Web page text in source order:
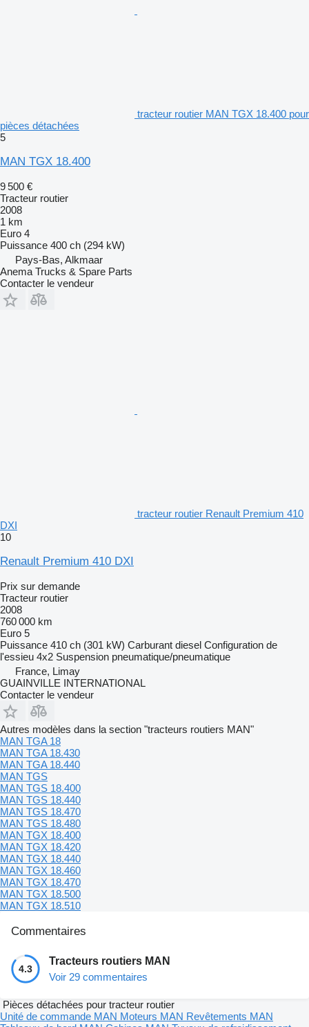
tracteur routier MAN TGX 18.400 pour
pièces détachées
5
MAN TGX 18.400
9 500 €
Tracteur routier
2008
1 km
Euro 4
Puissance 400 ch (294 kW)
Pays-Bas, Alkmaar
Anema Trucks & Spare Parts
Contacter le vendeur
tracteur routier Renault Premium 410
DXI
10
Renault Premium 410 DXI
Prix sur demande
Tracteur routier
2008
760 000 km
Euro 5
Puissance 410 ch (301 kW) Carburant diesel Configuration de
l'essieu 4x2 Suspension pneumatique/pneumatique
France, Limay
GUAINVILLE INTERNATIONAL
Contacter le vendeur
Autres modèles dans la section "tracteurs routiers MAN"
MAN TGA 18
MAN TGA 18.430
MAN TGA 18.440
MAN TGS
MAN TGS 18.400
MAN TGS 18.440
MAN TGS 18.470
MAN TGS 18.480
MAN TGX 18.400
MAN TGX 18.420
MAN TGX 18.440
MAN TGX 18.460
MAN TGX 18.470
MAN TGX 18.500
MAN TGX 18.510
Commentaires
4.3
Tracteurs routiers MAN
Voir 29 commentaires
Pièces détachées pour tracteur routier
Unité de commande MAN Moteurs MAN Revêtements MAN